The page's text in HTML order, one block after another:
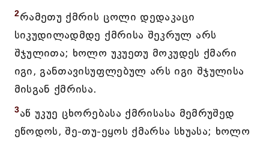
2რამეთუ ქმრის ცოლი დედაკაცი
სიკუდილადმდე ქმრისა შეკრულ არს
შჯულითა; ხოლო უკუეთუ მოკუდეს ქმარი
იგი, განთავისუფლებულ არს იგი შჯულისა
მისგან ქმრისა.
3აწ უკუე ცხორებასა ქმრისასა მემრუშედ
ეწოდოს, შე-თუ-ეყოს ქმარსა სხუასა; ხოლო